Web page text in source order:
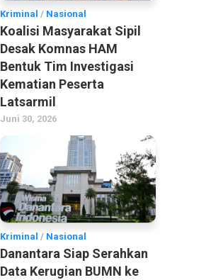
Kriminal / Nasional
Koalisi Masyarakat Sipil
Desak Komnas HAM
Bentuk Tim Investigasi
Kematian Peserta
Latsarmil
Juni 30, 2026
Kriminal / Nasional
Danantara Siap Serahkan
Data Kerugian BUMN ke